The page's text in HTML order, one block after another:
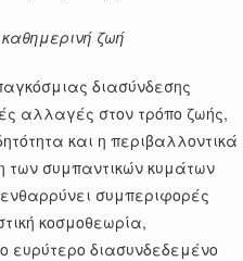
ζωή
διασύνδεσης
αλλαγές στον τρόπο ζωής,
και η περιβαλλοντικά
των συμπαντικών κυμάτων
συμπεριφορές
κοσμοθεωρία,
ευρύτερο διασυνδεδεμένο